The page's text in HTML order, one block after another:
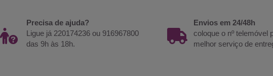
Precisa de ajuda?
Ligue já 220174236 ou 916967800
das 9h às 18h.
Envios em 24/48h
coloque o nº telemóvel
melhor serviço de